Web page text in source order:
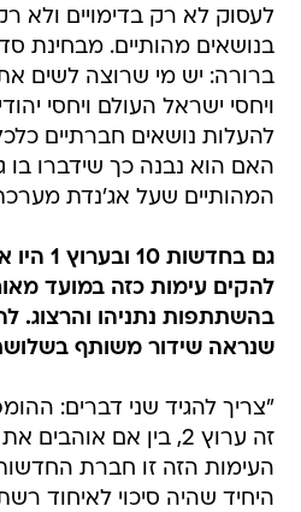
לעסוק לא רק בדימויים ולא
בנושאים מהותיים. מבחינת
ברורה: יש מי שרוצה לשים
ויחסי ישראל העולם ויחסי
להעלות נושאים חברתיים
האם הוא נבנה כך שידברו בו
המהותיים שעל אג'נדת
גם
להקים עימות כזה במועד
בהשתתפות נתניהו והרצוג.
שנראה שידור משותף
"צריך להגיד שני דברים:
זה ערוץ 2, בין אם
היחיד שהיה סיכוי לאיחוד